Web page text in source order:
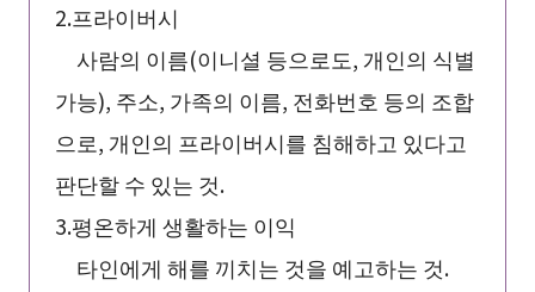
2.프라이버시
사람의 이름(이니셜 등으로도, 개인의 식별
가능), 주소, 가족의 이름, 전화번호 등의 조합
으로, 개인의 프라이버시를 침해하고 있다고
판단할 수 있는 것.
3.평온하게 생활하는 이익
타인에게 해를 끼치는 것을 예고하는 것.